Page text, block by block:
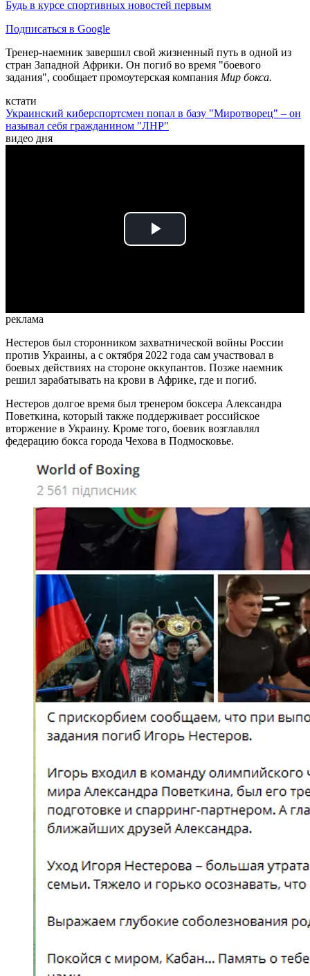
Будь в курсе спортивных новостей первым
Подписаться в Google
Тренер-наемник завершил свой жизненный путь в одной из
стран Западной Африки. Он погиб во время "боевого
задания", сообщает промоутерская компания Мир бокса.
кстати
Украинский киберспортсмен попал в базу "Миротворец" – он
называл себя гражданином "ЛНР"
видео дня
Play
реклама
Нестеров был сторонником захватнической войны России
против Украины, а с октября 2022 года сам участвовал в
боевых действиях на стороне оккупантов. Позже наемник
решил зарабатывать на крови в Африке, где и погиб.
Нестеров долгое время был тренером боксера Александра
Поветкина, который также поддерживает российское
вторжение в Украину. Кроме того, боевик возглавлял
федерацию бокса города Чехова в Подмосковье.